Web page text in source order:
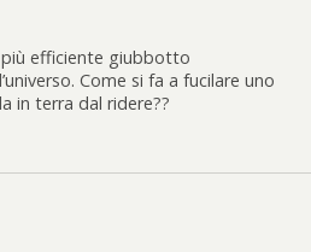
efficiente giubbotto
Come si fa a fucilare uno
in terra dal ridere??